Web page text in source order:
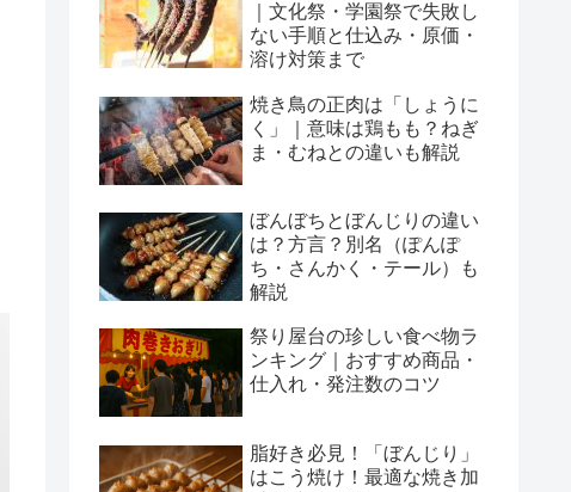
｜文化祭・学園祭で失敗し
ない手順と仕込み・原価・
溶け対策まで
焼き鳥の正肉は「しょうに
く」｜意味は鶏もも？ねぎ
ま・むねとの違いも解説
ぼんぼちとぼんじりの違い
は？方言？別名（ぽんぽ
ち・さんかく・テール）も
解説
祭り屋台の珍しい食べ物ラ
ンキング｜おすすめ商品・
仕入れ・発注数のコツ
脂好き必見！「ぼんじり」
はこう焼け！最適な焼き加